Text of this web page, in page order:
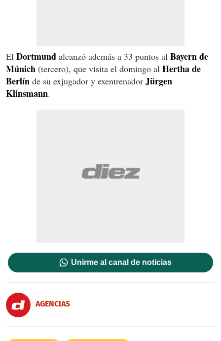
El Dortmund alcanzó además a 33 puntos al Bayern de
Múnich (tercero), que visita el domingo al Hertha de
Berlín de su exjugador y exentrenador Jürgen
Klinsmann.
Unirme al canal de noticias
AGENCIAS